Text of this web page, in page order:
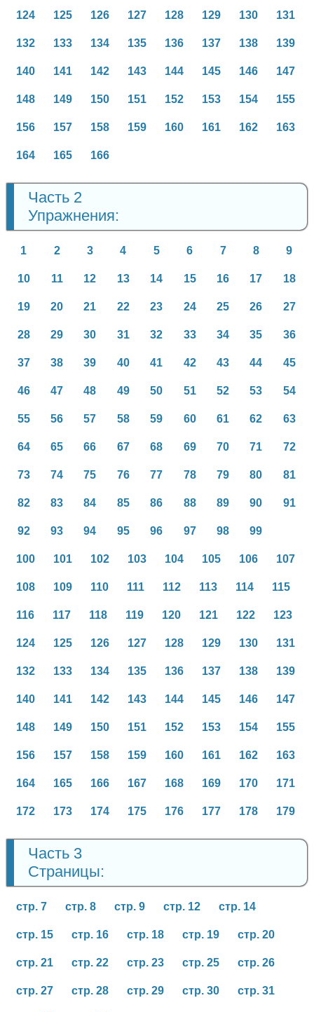
124 125 126 127 128 129 130 131
132 133 134 135 136 137 138 139
140 141 142 143 144 145 146 147
148 149 150 151 152 153 154 155
156 157 158 159 160 161 162 163
164 165 166
Часть 2
Упражнения:
1 2 3 4 5 6 7 8 9
10 11 12 13 14 15 16 17 18
19 20 21 22 23 24 25 26 27
28 29 30 31 32 33 34 35 36
37 38 39 40 41 42 43 44 45
46 47 48 49 50 51 52 53 54
55 56 57 58 59 60 61 62 63
64 65 66 67 68 69 70 71 72
73 74 75 76 77 78 79 80 81
82 83 84 85 86 88 89 90 91
92 93 94 95 96 97 98 99
100 101 102 103 104 105 106 107
108 109 110 111 112 113 114 115
116 117 118 119 120 121 122 123
124 125 126 127 128 129 130 131
132 133 134 135 136 137 138 139
140 141 142 143 144 145 146 147
148 149 150 151 152 153 154 155
156 157 158 159 160 161 162 163
164 165 166 167 168 169 170 171
172 173 174 175 176 177 178 179
Часть 3
Страницы:
стр. 7 стр. 8 стр. 9 стр. 12 стр. 14
стр. 15 стр. 16 стр. 18 стр. 19 стр. 20
стр. 21 стр. 22 стр. 23 стр. 25 стр. 26
стр. 27 стр. 28 стр. 29 стр. 30 стр. 31